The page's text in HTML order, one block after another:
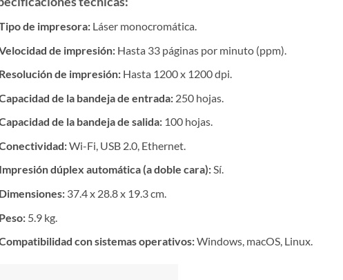
de impresora: Láser monocromática.
de impresión: Hasta 33 páginas por minuto (ppm).
de impresión: Hasta 1200 x 1200 dpi.
de la bandeja de entrada: 250 hojas.
de la bandeja de salida: 100 hojas.
Wi-Fi, USB 2.0, Ethernet.
dúplex automática (a doble cara):Sí.
37.4 x 28.8 x 19.3 cm.
5.9 kg.
con sistemas operativos:Windows, macOS, Linux.